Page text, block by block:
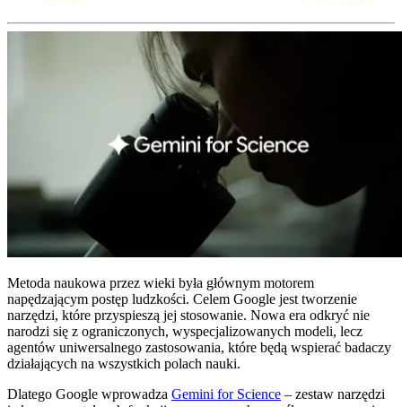
Metoda naukowa przez wieki była głównym motorem
napędzającym postęp ludzkości. Celem Google jest tworzenie
narzędzi, które przyspieszą jej stosowanie. Nowa era odkryć nie
narodzi się z ograniczonych, wyspecjalizowanych modeli, lecz
agentów uniwersalnego zastosowania, które będą wspierać badaczy
działających na wszystkich polach nauki.
Dlatego Google wprowadza Gemini for Science – zestaw narzędzi